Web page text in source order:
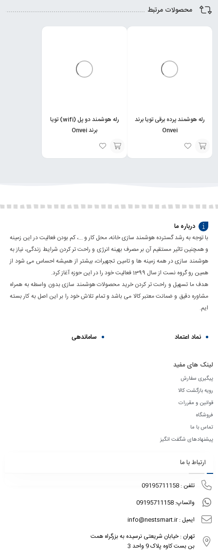
محصولات مرتبط
رله هوشمند پرده برقی تویا برند
Onvei
انتخاب
رله هوشمند دو پل (wifi) تویا
برند Onvei
انتخاب
درباره ما
با توجه به رشد گسترده هوشمند سازی خانه، محل کار و ...، کم بودن فعالیت در این زمینه
و همچنین تاثیر مستقیم آن بر مصرف بهینه انرژی و راحت تر کردن شرایط زندگی، نیاز به
هوشمند سازی در همه زمینه ها و تامین تجهیرات، بیشتر از همیشه احساس می شود از
همین رو گروه نست از سال 1399 فعالیت خود را در این حوزه آغاز کرد.
هدف ما تسهیل و راحت تر کردن خرید محصولات هوشمند سازی بدون واسطه به همراه
مشاوره دقیق و ضمانت معتبر کالا می باشد و تمام تلاش خود را بر این اصل به کار بسته
ایم.
نماد اعتماد ساماندهی
لینک های مفید
پیگیری سفارش
رویه بازگشت کالا
قوانین و مقررات
فروشگاه
تماس با ما
پیشنهادهای شگفت انگیز
ارتباط با ما
تلفن : 09195711158
واتساپ: 09195711158
ایمیل : info@nestsmart.ir
تهران : خیابان شریعتی نرسیده به بزرگراه همت
بن بست کاوه پلاک 9 واحد 3